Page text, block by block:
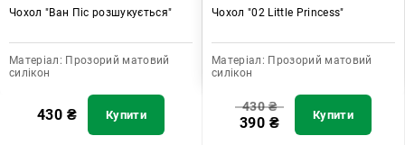
Чохол "Ван Піс розшукується"
Матеріал: Прозорий матовий
силікон
430 ₴ Купити
Чохол "02 Little Princess"
Матеріал: Прозорий матовий
силікон
430₴
390 ₴ Купити